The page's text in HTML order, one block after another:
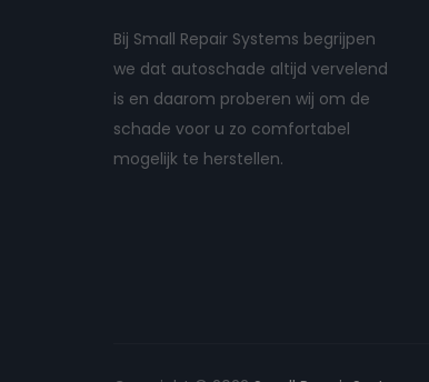
Bij Small Repair Systems begrijpen
we dat autoschade altijd vervelend
is en daarom proberen wij om de
schade voor u zo comfortabel
mogelijk te herstellen.